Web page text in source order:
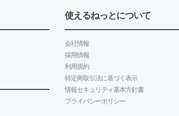
使えるねっとについて
会社情報
採用情報
利用規約
特定商取引法に基づく表示
情報セキュリティ基本方針書
プライバシーポリシー